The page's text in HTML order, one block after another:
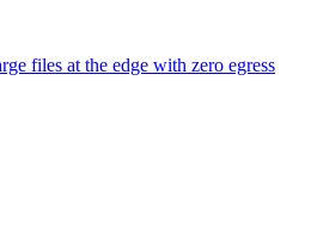
files at the edge with zero egress